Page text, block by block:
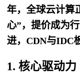
年，全球云计算
心”，提价成为
进，CDN与IDC
1. 核心驱动力